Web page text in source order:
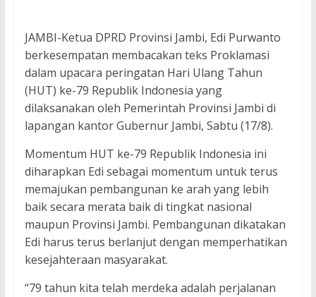
JAMBI-Ketua DPRD Provinsi Jambi, Edi Purwanto
berkesempatan membacakan teks Proklamasi
dalam upacara peringatan Hari Ulang Tahun
(HUT) ke-79 Republik Indonesia yang
dilaksanakan oleh Pemerintah Provinsi Jambi di
lapangan kantor Gubernur Jambi, Sabtu (17/8).
Momentum HUT ke-79 Republik Indonesia ini
diharapkan Edi sebagai momentum untuk terus
memajukan pembangunan ke arah yang lebih
baik secara merata baik di tingkat nasional
maupun Provinsi Jambi. Pembangunan dikatakan
Edi harus terus berlanjut dengan memperhatikan
kesejahteraan masyarakat.
“79 tahun kita telah merdeka adalah perjalanan